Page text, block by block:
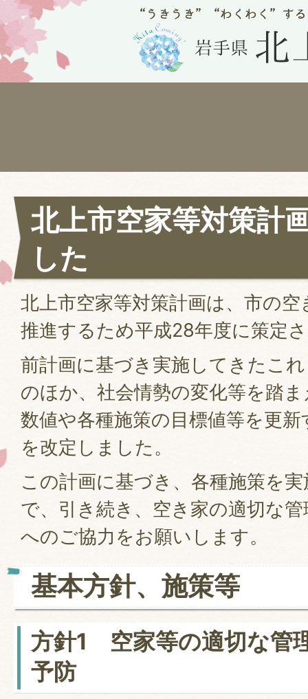
北上市空家等対策計
した
北上市空家等対策計画は、市の
推進するため平成28年度に策定
前計画に基づき実施してきたこ
のほか、社会情勢の変化等を踏
数値や各種施策の目標値等を更
を改定しました。
この計画に基づき、各種施策を
で、引き続き、空き家の適切な
へのご協力をお願いします。
基本方針、施策等
方針1 空家等の適切な管
予防